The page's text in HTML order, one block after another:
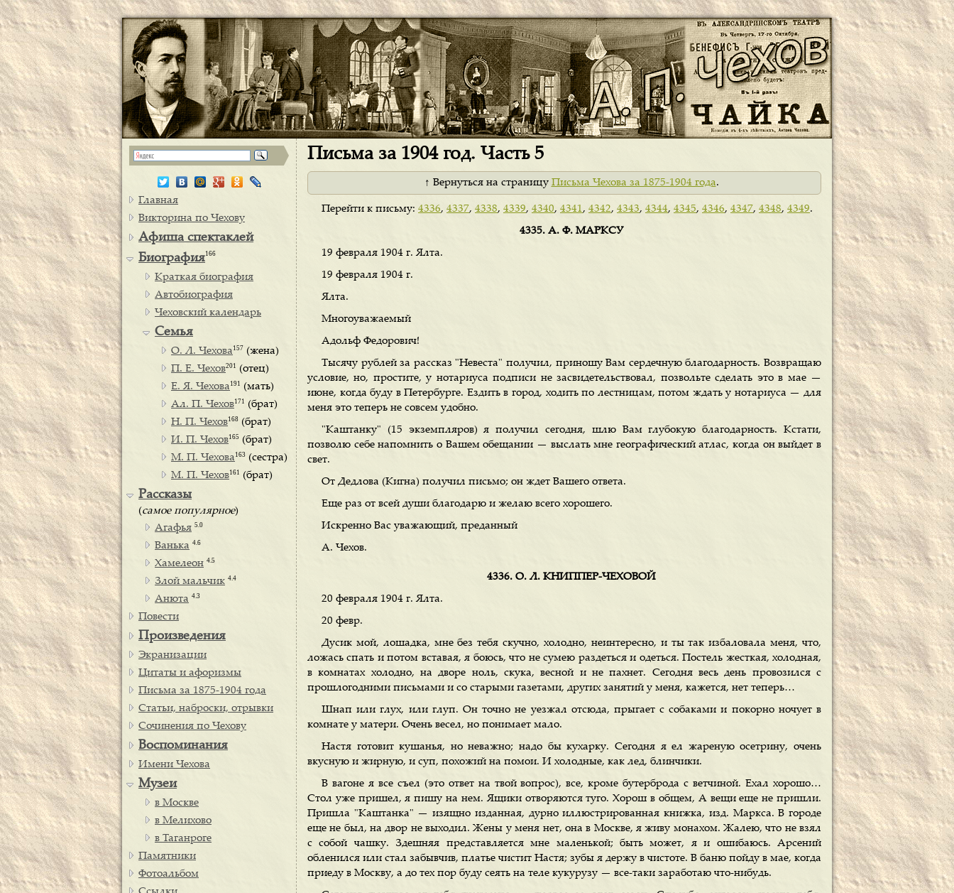
Письма за 1904 год. Часть 5
↑ Вернуться на страницу Письма Чехова за 1875-1904 года.
Перейти к письму: 4336, 4337, 4338, 4339, 4340, 4341, 4342, 4343, 4344, 4345, 4346, 4347, 4348, 4349.
4335. А. Ф. МАРКСУ
19 февраля 1904 г. Ялта.
19 февраля 1904 г.
Ялта.
Многоуважаемый
Адольф Федорович!
Тысячу рублей за рассказ "Невеста" получил, приношу Вам сердечную благодарность. Возвращаю
условие, но, простите, у нотариуса подписи не засвидетельствовал, позвольте сделать это в мае —
июне, когда буду в Петербурге. Ездить в город, ходить по лестницам, потом ждать у нотариуса — для
меня это теперь не совсем удобно.
"Каштанку" (15 экземпляров) я получил сегодня, шлю Вам глубокую благодарность. Кстати,
позволю себе напомнить о Вашем обещании — выслать мне географический атлас, когда он выйдет в
свет.
От Дедлова (Кигна) получил письмо; он ждет Вашего ответа.
Еще раз от всей души благодарю и желаю всего хорошего.
Искренно Вас уважающий, преданный
А. Чехов.
4336. О. Л. КНИППЕР-ЧЕХОВОЙ
20 февраля 1904 г. Ялта.
20 февр.
Дусик мой, лошадка, мне без тебя скучно, холодно, неинтересно, и ты так избаловала меня, что,
ложась спать и потом вставая, я боюсь, что не сумею раздеться и одеться. Постель жесткая, холодная,
в комнатах холодно, на дворе ноль, скука, весной и не пахнет. Сегодня весь день провозился с
прошлогодними письмами и со старыми газетами, других занятий у меня, кажется, нет теперь…
Шнап или глух, или глуп. Он точно не уезжал отсюда, прыгает с собаками и покорно ночует в
комнате у матери. Очень весел, но понимает мало.
Настя готовит кушанья, но неважно; надо бы кухарку. Сегодня я ел жареную осетрину, очень
вкусную и жирную, и суп, похожий на помои. И холодные, как лед, блинчики.
В вагоне я все съел (это ответ на твой вопрос), все, кроме бутерброда с ветчиной. Ехал хорошо…
Стол уже пришел, я пишу на нем. Ящики отворяются туго. Хорош в общем, А вещи еще не пришли.
Пришла "Каштанка" — изящно изданная, дурно иллюстрированная книжка, изд. Маркса. В городе
еще не был, на двор не выходил. Жены у меня нет, она в Москве, я живу монахом. Жалею, что не взял
с собой чашку. Здешняя представляется мне маленькой; быть может, я и ошибаюсь. Арсений
обленился или стал забывчив, платье чистит Настя; зубы я держу в чистоте. В баню пойду в мае, когда
приеду в Москву, а до тех пор буду сеять на теле кукурузу — все-таки заработаю что-нибудь.
Главная
Викторина по Чехову
Афиша спектаклей
Биография166
Краткая биография
Автобиография
Чеховский календарь
Семья
О. Л. Чехова 157 (жена)
П. Е. Чехов201 (отец)
Е. Я. Чехова 191 (мать)
Ал. П. Чехов171 (брат)
Н. П. Чехов168 (брат)
И. П. Чехов165 (брат)
М. П. Чехова 163 (сестра)
М. П. Чехов161 (брат)
Рассказы
(самое популярное)
Агафья 5.0
Ванька 4.6
Хамелеон 4.5
Злой мальчик 4.4
Анюта 4.3
Повести
Произведения
Экранизации
Цитаты и афоризмы
Письма за 1875-1904 года
Статьи, наброски, отрывки
Сочинения по Чехову
Воспоминания
Имени Чехова
Музеи
в Москве
в Мелихово
в Таганроге
Памятники
Фотоальбом